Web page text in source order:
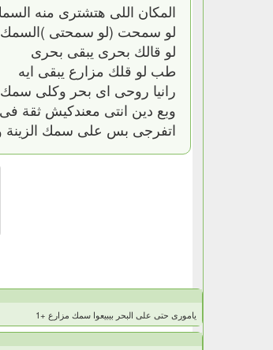
المكان اللى هتشترى منه
لو سمحت (لو سمحتى )السمك
لو قالك بحرى يبقى بحرى
طب لو قلك مزارع يبقى ايه
رانيا روحى اى بحر وكلى
وبع دين انتى معندكيش ثقة فى
اتفرجى بس على سمك الزينة
يامورى حتى على البحر بيبيعوا سمك مزارع +1